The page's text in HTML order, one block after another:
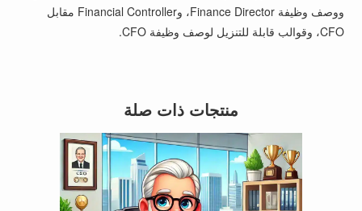
ووصف وظيفة Finance Director، وFinancial Controller مقابل
CFO، وقوالب قابلة للتنزيل لوصف وظيفة CFO.
منتجات ذات صلة